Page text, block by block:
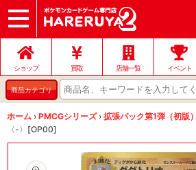
ショップ
店頭買取
ネット買取
店舗一覧
イベント
お問い合わせ
ショップ 買取 店舗一覧 イベント
商品カテゴリ
ホーム › PMCGシリーズ › 拡張パック第1弾（初版）
〈-〉[OP00]